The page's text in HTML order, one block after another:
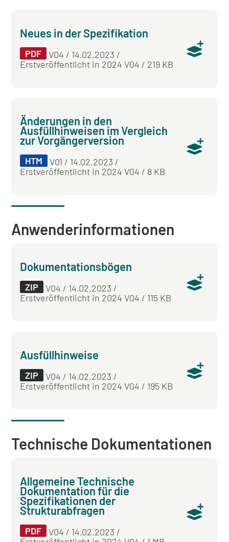
Neues in der Spezifikation
PDF
V04 / 14.02.2023 /
Erstveröffentlicht in 2024 V04 / 219 KB
Änderungen in den
Ausfüllhinweisen im Vergleich
zur Vorgängerversion
HTM
V01 / 14.02.2023 /
Erstveröffentlicht in 2024 V04 / 8 KB
Anwender­informationen
Dokumentationsbögen
ZIP
V04 / 14.02.2023 /
Erstveröffentlicht in 2024 V04 / 115 KB
Ausfüllhinweise
ZIP
V04 / 14.02.2023 /
Erstveröffentlicht in 2024 V04 / 195 KB
Technische Dokumentationen
Allgemeine Technische
Dokumentation für die
Spezifikationen der
Strukturabfragen
PDF
V04 / 14.02.2023 /